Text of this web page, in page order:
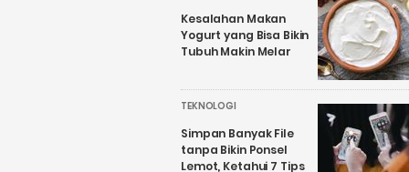
Kesalahan Makan
Yogurt yang Bisa Bikin
Tubuh Makin Melar
TEKNOLOGI
Simpan Banyak File
tanpa Bikin Ponsel
Lemot, Ketahui 7 Tips